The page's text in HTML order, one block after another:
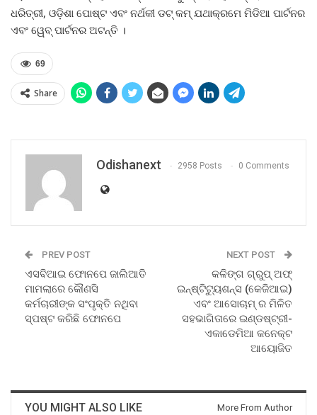
ଧରିତ୍ରୀ, ଓଡ଼ିଶା ପୋଷ୍ଟ ଏବଂ ନର୍ଥକୀ ଡଟ୍ କମ୍ ଯଥାକ୍ରମେ ମିଡିଆ ପାର୍ଟନର
ଏବଂ ୱେବ୍ ପାର୍ଟନର ଅଟନ୍ତି ।
69
Share
Odishanext 2958 Posts 0 Comments
PREV POST
ଏସବିଆଇ ଫୋନପେ ଜାଲିଆତି
ମାମଲାରେ କୌଣସି
କର୍ମଚାରୀଙ୍କ ସଂପୃକ୍ତି ନଥିବା
ସ୍ପଷ୍ଟ କରିଛି ଫୋନପେ
NEXT POST
କଳିଙ୍ଗ ଗ୍ରୁପ୍ ଅଫ୍
ଇନ୍‌ଷ୍ଟିଟ୍ୟୁଶନ୍ସ (କେଜିଆଇ)
ଏବଂ ଆସୋଚାମ୍ ର ମିଳିତ
ସହଭାଗିତାରେ ଇଣ୍ଡଷ୍ଟ୍ରୀ-
ଏକାଡେମିଆ କନେକ୍ଟ
ଆୟୋଜିତ
YOU MIGHT ALSO LIKE More From Author